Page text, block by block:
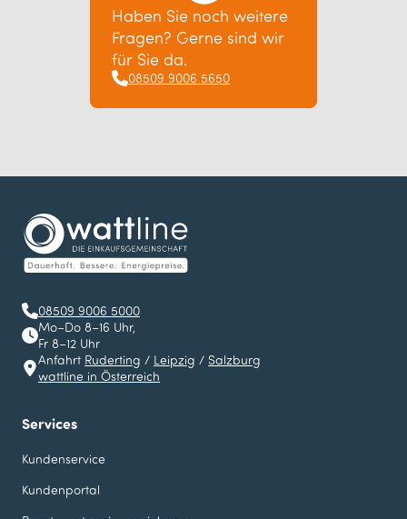
Haben Sie noch weitere
Fragen? Gerne sind wir
für Sie da.
08509 9006 5650
08509 9006 5000
Mo–Do 8–16 Uhr,
Fr 8–12 Uhr
Anfahrt Ruderting / Leipzig / Salzburg
wattline in Österreich
Services
Kundenservice
Kundenportal